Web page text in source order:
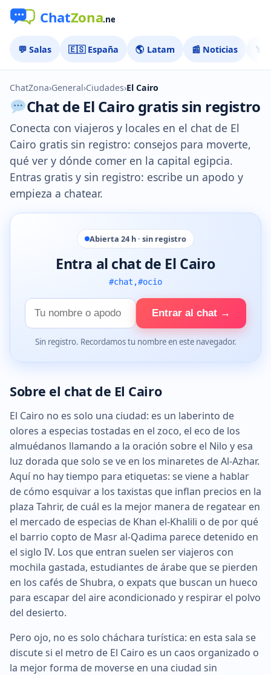
💬 Salas 🇪🇸 España 🌎 Latam 📰 Noticias 🏅
ChatZona›General›Ciudades›El Cairo
Chat de El Cairo gratis sin registro
Conecta con viajeros y locales en el chat de El
Cairo gratis sin registro: consejos para moverte,
qué ver y dónde comer en la capital egipcia.
Entras gratis y sin registro: escribe un apodo y
empieza a chatear.
Abierta 24 h · sin registro
Entra al chat de El Cairo
#chat,#ocio
Tu
nombre
Entrar al chat →
Sin registro. Recordamos tu nombre en este navegador.
Sobre el chat de El Cairo
El Cairo no es solo una ciudad: es un laberinto de
olores a especias tostadas en el zoco, el eco de los
almuédanos llamando a la oración sobre el Nilo y esa
luz dorada que solo se ve en los minaretes de Al-Azhar.
Aquí no hay tiempo para etiquetas: se viene a hablar
de cómo esquivar a los taxistas que inflan precios en la
plaza Tahrir, de cuál es la mejor manera de regatear en
el mercado de especias de Khan el-Khalili o de por qué
el barrio copto de Masr al-Qadima parece detenido en
el siglo IV. Los que entran suelen ser viajeros con
mochila gastada, estudiantes de árabe que se pierden
en los cafés de Shubra, o expats que buscan un hueco
para escapar del aire acondicionado y respirar el polvo
del desierto.
Pero ojo, no es solo cháchara turística: en esta sala se
discute si el metro de El Cairo es un caos organizado o
la mejor forma de moverse en una ciudad sin